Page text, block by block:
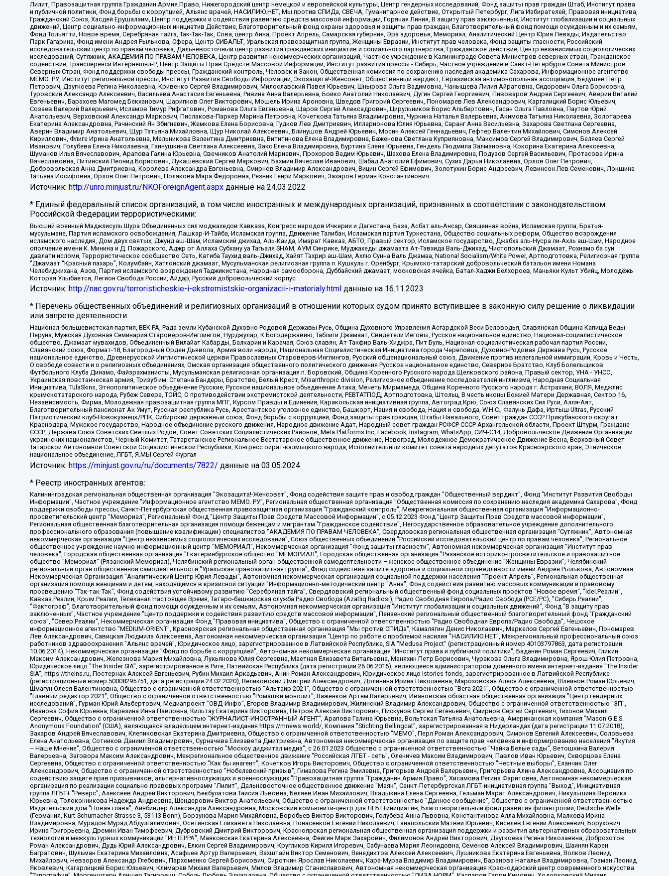
Лилит, Правозащитная группа Гражданин.Армия.Право, Нижегородский центр немецкой и европейской культуры, Центр гендерных исследований, Фонд защиты прав граждан Штаб, Институт права
и публичной политики, Фонд борьбы с коррупцией, Альянс врачей, НАСИЛИЮ.НЕТ, Мы против СПИДа, СВЕЧА, Гуманитарное действие, Открытый Петербург, Лига Избирателей, Правовая инициатива,
Гражданский Союз, Хасдей Ерушалаим, Центр поддержки и содействия развитию средств массовой информации, Горячая Линия, В защиту прав заключенных, Институт глобализации и социальных
движений, Центр социально-информационных инициатив Действие, Благотворительный фонд охраны здоровья и защиты прав граждан, Благотворительный фонд помощи осужденным и их семьям,
Фонд Тольятти, Новое время, Серебряная тайга, Так-Так-Так, Сова, центр Анна, Проект Апрель, Самарская губерния, Эра здоровья, Мемориал, Аналитический Центр Юрия Левады, Издательство
Парк Гагарина, Фонд имени Андрея Рылькова, Сфера, Центр СИБАЛЬТ, Уральская правозащитная группа, Женщины Евразии, Институт прав человека, Фонд защиты гласности, Российский
исследовательский центр по правам человека, Дальневосточный центр развития гражданских инициатив и социального партнерства, Гражданское действие, Центр независимых социологических
исследований, Сутяжник, АКАДЕМИЯ ПО ПРАВАМ ЧЕЛОВЕКА, Центр развития некоммерческих организаций, Частное учреждение в Калининграде Совета Министров северных стран, Гражданское
содействие, Трансперенси Интернешнл-Р, Центр Защиты Прав Средств Массовой Информации, Институт развития прессы - Сибирь, Частное учреждение в Санкт-Петербурге Совета Министров
Северных Стран, Фонд поддержки свободы прессы, Гражданский контроль, Человек и Закон, Общественная комиссия по сохранению наследия академика Сахарова, Информационное агентство
МЕМО. РУ, Институт региональной прессы, Институт Развития Свободы Информации, Экозащита!-Женсовет, Общественный вердикт, Евразийская антимонопольная ассоциация, Бедушев Петр
Петрович, Дзугкоева Регина Николаевна, Кривенко Сергей Владимирович, Милославский Павел Юрьевич, Шнырова Ольга Вадимовна, Чанышева Лилия Айратовна, Сидорович Ольга Борисовна,
Туровский Александр Алексеевич, Васильева Анастасия Евгеньевна, Ривина Анна Валерьевна, Бойко Анатолий Николаевич, Дугин Сергей Георгиевич, Пивоваров Андрей Сергеевич, Аверин Виталий
Евгеньевич, Барахоев Магомед Бекханович, Шарипков Олег Викторович, Мошель Ирина Ароновна, Шведов Григорий Сергеевич, Пономарев Лев Александрович, Каргалицкий Борис Юльевич,
Созаев Валерий Валерьевич, Исламов Тимур Рифгатович, Романова Ольга Евгеньевна, Щаров Сергей Алексадрович, Цирульников Борис Альбертович, Гасан Ольга Павловна, Паутов Юрий
Анатольевич, Верховский Александр Маркович, Пислакова-Паркер Марина Петровна, Кочеткова Татьяна Владимировна, Чуркина Наталья Валерьевна, Акимова Татьяна Николаевна, Золотарева
Екатерина Александровна, Рачинский Ян Збигневич, Жемкова Елена Борисовна, Гудков Лев Дмитриевич, Илларионова Юлия Юрьевна, Саранг Анна Васильевна, Захарова Светлана Сергеевна,
Аверин Владимир Анатольевич, Щур Татьяна Михайловна, Щур Николай Алексеевич, Блинушов Андрей Юрьевич, Мосин Алексей Геннадьевич, Гефтер Валентин Михайлович, Симонов Алексей
Кириллович, Флиге Ирина Анатольевна, Мельникова Валентина Дмитриевна, Вититинова Елена Владимировна, Баженова Светлана Куприяновна, Максимов Сергей Владимирович, Беляев Сергей
Иванович, Голубева Елена Николаевна, Ганнушкина Светлана Алексеевна, Закс Елена Владимировна, Буртина Елена Юрьевна, Гендель Людмила Залмановна, Кокорина Екатерина Алексеевна,
Шуманов Илья Вячеславович, Арапова Галина Юрьевна, Свечников Анатолий Мариевич, Прохоров Вадим Юрьевич, Шахова Елена Владимировна, Подузов Сергей Васильевич, Протасова Ирина
Вячеславовна, Литинский Леонид Борисович, Лукашевский Сергей Маркович, Бахмин Вячеслав Иванович, Шабад Анатолий Ефимович, Сухих Дарья Николаевна, Орлов Олег Петрович,
Добровольская Анна Дмитриевна, Королева Александра Евгеньевна, Смирнов Владимир Александрович, Вицин Сергей Ефимович, Золотухин Борис Андреевич, Левинсон Лев Семенович, Локшина
Татьяна Иосифовна, Орлов Олег Петрович, Полякова Мара Федоровна, Резник Генри Маркович, Захаров Герман Константинович
Источник: http://unro.minjust.ru/NKOForeignAgent.aspx данные на 24.03.2022
* Единый федеральный список организаций, в том числе иностранных и международных организаций, признанных в соответствии с законодательством
Российской Федерации террористическими:
Высший военный Маджлисуль Шура Объединенных сил моджахедов Кавказа, Конгресс народов Ичкерии и Дагестана, База, Асбат аль-Ансар, Священная война, Исламская группа, Братья-
мусульмане, Партия исламского освобождения, Лашкар-И-Тайба, Исламская группа, Движение Талибан, Исламская партия Туркестана, Общество социальных реформ, Общество возрождения
исламского наследия, Дом двух святых, Джунд аш-Шам, Исламский джихад, Аль-Каида, Имарат Кавказ, АБТО, Правый сектор, Исламское государство, Джабха аль-Нусра ли-Ахль аш-Шам, Народное
ополчение имени К. Минина и Д. Пожарского, Аджр от Аллаха Субхану уа Тагьаля SHAM, АУМ Синрике, Муджахеды джамаата Ат-Тавхида Валь-Джихад, Чистопольский Джамаат, Рохнамо ба суи
давлати исломи, Террористическое сообщество Сеть, Катиба Таухид валь-Джихад, Хайят Тахрир аш-Шам, Ахлю Сунна Валь Джамаа, National Socialism/White Power, Артподготовка, Религиозная группа
“Джамаат “Красный пахарь”, Колумбайн, Хатлонский джамаат, Мусульманская религиозная группа п. Кушкуль г. Оренбург, Крымско-татарский добровольческий батальон имени Номана
Челебиджихана, Азов, Партия исламского возрождения Таджикистана, Народная самооборона, Дуббайский джамаат, московская ячейка, Батал-Хаджи Белхороев, Маньяки Культ Убийц, Молодёжь
Которая Улыбается, Легион Свобода России, Айдар, Русский добровольческий корпус
Источник: http://nac.gov.ru/terroristicheskie-i-ekstremistskie-organizacii-i-materialy.html данные на 16.11.2023
* Перечень общественных объединений и религиозных организаций в отношении которых судом принято вступившее в законную силу решение о ликвидации
или запрете деятельности:
Национал-большевистская партия, ВЕК РА, Рада земли Кубанской Духовно Родовой Державы Русь, Община Духовного Управления Асгардской Веси Беловодья, Славянская Община Капища Веды
Перуна, Мужская Духовная Семинария Староверов-Инглингов, Нурджулар, К Богодержавию, Таблиги Джамаат, Свидетели Иеговы, Русское национальное единство, Национал-социалистическое
общество, Джамаат мувахидов, Объединенный Вилайат Кабарды, Балкарии и Карачая, Союз славян, Ат-Такфир Валь-Хиджра, Пит Буль, Национал-социалистическая рабочая партия России,
Славянский союз, Формат-18, Благородный Орден Дьявола, Армия воли народа, Национальная Социалистическая Инициатива города Череповца, Духовно-Родовая Держава Русь, Русское
национальное единство, Древнерусской Инглистической церкви Православных Староверов-Инглингов, Русский общенациональный союз, Движение против нелегальной иммиграции, Кровь и Честь,
О свободе совести и о религиозных объединениях, Омская организация общественного политического движения Русское национальное единство, Северное Братство, Клуб Болельщиков
Футбольного Клуба Динамо, Файзрахманисты, Мусульманская религиозная организация п. Боровский, Община Коренного Русского народа Щелковского района, Правый сектор, УНА - УНСО,
Украинская повстанческая армия, Тризуб им. Степана Бандеры, Братство, Белый Крест, Misanthropic division, Религиозное объединение последователей инглиизма, Народная Социальная
Инициатива, TulaSkins, Этнополитическое объединение Русские, Русское национальное объединение Атака, Мечеть Мирмамеда, Община Коренного Русского народа г. Астрахани, ВОЛЯ, Меджлис
крымскотатарского народа, Рубеж Севера, ТОЙС, О противодействии экстремистской деятельности, РЕВТАТПОД, Артподготовка, Штольц, В честь иконы Божией Матери Державная, Сектор 16,
Независимость, Фирма, Молодежная правозащитная группа МПГ, Курсом Правды и Единения, Каракольская инициативная группа, Автоград Крю, Союз Славянских Сил Руси, Алля-Аят,
Благотворительный пансионат Ак Умут, Русская республика Русь, Арестантское уголовное единство, Башкорт, Нация и свобода, Нация и свобода, W.H.С., Фалунь Дафа, Иртыш Ultras, Русский
Патриотический клуб-Новокузнецк/РПК, Сибирский державный союз, Фонд борьбы с коррупцией, Фонд защиты прав граждан, Штабы Навального, Совет граждан СССР Прикубанского округа г.
Краснодара, Мужское государство, Народное объединение русского движения, Народное движение Адат, Народный совет граждан РСФСР СССР Архангельской области, Проект Штурм, Граждане
СССР, Держава Союз Советских Светлых Родов, Совет Советских Социалистических Районов, Meta Platforms Inc, Facebook, Instagram, WhatsApp, СИЧ-С14, Добровольческое Движение Организации
украинских националистов, Черный Комитет, Татарстанское Региональное Всетатарское общественное движение, Невоград, Молодежное Демократическое Движение Весна, Верховный Совет
Татарской Автономной Советской Социалистической Республики, Конгресс ойрат-калмыцкого народа, Исполнительный комитет совета народных депутатов Красноярского края, Этническое
национальное объединение, ЛГБТ, Я.МЫ Сергей Фургал
Источник: https://minjust.gov.ru/ru/documents/7822/ данные на 03.05.2024
* Реестр иностранных агентов:
Калининградская региональная общественная организация "Экозащита!-Женсовет", Фонд содействия защите прав и свобод граждан "Общественный вердикт", Фонд "Институт Развития Свободы Информации", Частное учреждение "Информационное агентство МЕМО. РУ", Региональная общественная организация "Общественная комиссия по сохранению наследия академика Сахарова", Фонд поддержки свободы прессы, Санкт-Петербургская общественная правозащитная организация "Гражданский контроль", Межрегиональная общественная организация "Информационно-просветительский центр "Мемориал", Региональный Фонд "Центр Защиты Прав Средств Массовой Информации", с 05.12.2023 Фонд "Центр Защиты Прав Средств массовой информации", Региональная общественная благотворительная организация помощи беженцам и мигрантам "Гражданское содействие", Негосударственное образовательное учреждение дополнительного профессионального образования (повышение квалификации) специалистов "АКАДЕМИЯ ПО ПРАВАМ ЧЕЛОВЕКА", Свердловская региональная общественная организация "Сутяжник", Автономная некоммерческая организация "Центр независимых социологических исследований", Союз общественных объединений "Российский исследовательский центр по правам человека", Региональное общественное учреждение научно-информационный центр "МЕМОРИАЛ", Некоммерческая организация "Фонд защиты гласности", Автономная некоммерческая организация "Институт прав человека", Городская общественная организация "Екатеринбургское общество "МЕМОРИАЛ", Городская общественная организация "Рязанское историко-просветительское и правозащитное общество "Мемориал" (Рязанский Мемориал), Челябинский региональный орган общественной самодеятельности – женское общественное объединение "Женщины Евразии", Челябинский региональный орган общественной самодеятельности "Уральская правозащитная группа", Фонд содействия защите здоровья и социальной справедливости имени Андрея Рылькова, Автономная Некоммерческая Организация "Аналитический Центр Юрия Левады", Автономная некоммерческая организация социальной поддержки населения "Проект Апрель", Региональная общественная организация помощи женщинам и детям, находящимся в кризисной ситуации "Информационно-методический центр "Анна", Фонд содействия развитию массовых коммуникаций и правовому просвещению "Так-так-Так", Фонд содействия устойчивому развитию "Серебряная тайга", Свердловский региональный общественный фонд социальных проектов "Новое время", "Idel.Реалии", Кавказ.Реалии, Крым.Реалии, Телеканал Настоящее Время, Татаро-башкирская служба Радио Свобода (Azatliq Radiosi), Радио Свободная Европа/Радио Свобода (PCE/PC), "Сибирь.Реалии", "Фактограф", Благотворительный фонд помощи осужденным и их семьям, Автономная некоммерческая организация "Институт глобализации и социальных движений", Фонд "В защиту прав заключенных", Частное учреждение "Центр поддержки и содействия развитию средств массовой информации", Пензенский региональный общественный благотворительный фонд "Гражданский союз", "Север.Реалии", Некоммерческая организация Фонд "Правовая инициатива", Общество с ограниченной ответственностью "Радио Свободная Европа/Радио Свобода", Чешское информационное агентство "MEDIUM-ORIENT", Красноярская региональная общественная организация "Мы против СПИДа", Камалягин Денис Николаевич, Маркелов Сергей Евгеньевич, Пономарев Лев Александрович, Савицкая Людмила Алексеевна, Автономная некоммерческая организация "Центр по работе с проблемой насилия "НАСИЛИЮ.НЕТ", Межрегиональный профессиональный союз работников здравоохранения "Альянс врачей", Юридическое лицо, зарегистрированное в Латвийской Республике, SIA "Medusa Project" (регистрационный номер 40103797863, дата регистрации 10.06.2014), Некоммерческая организация "Фонд по борьбе с коррупцией", Автономная некоммерческая организация "Институт права и публичной политики", Баданин Роман Сергеевич, Гликин Максим Александрович, Железнова Мария Михайловна, Лукьянова Юлия Сергеевна, Маетная Елизавета Витальевна, Маняхин Петр Борисович, Чуракова Ольга Владимировна, Ярош Юлия Петровна, Юридическое лицо "The Insider SIA", зарегистрированное в Риге, Латвийская Республика (дата регистрации 26.06.2015), являющееся администратором доменного имени интернет-издания "The Insider SIA", https://theins.ru, Постернак Алексей Евгеньевич, Рубин Михаил Аркадьевич, Анин Роман Александрович, Юридическое лицо Istories fonds, зарегистрированное в Латвийской Республике (регистрационный номер 50008295751, дата регистрации 24.02.2020), Великовский Дмитрий Александрович, Долинина Ирина Николаевна, Мароховская Алеся Алексеевна, Шлейнов Роман Юрьевич, Шмагун Олеся Валентиновна, Общество с ограниченной ответственностью "Альтаир 2021", Общество с ограниченной ответственностью "Вега 2021", Общество с ограниченной ответственностью "Главный редактор 2021", Общество с ограниченной ответственностью "Ромашки монолит", Важенков Артем Валерьевич, Ивановская областная общественная организация "Центр гендерных исследований", Гурман Юрий Альбертович, Медиапроект "ОВД-Инфо", Егоров Владимир Владимирович, Жилинский Владимир Александрович, Общество с ограниченной ответственностью "ЗП", Иванова София Юрьевна, Карезина Инна Павловна, Кильтау Екатерина Викторовна, Петров Алексей Викторович, Пискунов Сергей Евгеньевич, Смирнов Сергей Сергеевич, Тихонов Михаил Сергеевич, Общество с ограниченной ответственностью "ЖУРНАЛИСТ-ИНОСТРАННЫЙ АГЕНТ", Арапова Галина Юрьевна, Вольтская Татьяна Анатольевна, Американская компания "Mason G.E.S. Anonymous Foundation" (США), являющаяся владельцем интернет-издания https://mnews.world/, Компания "Stichting Bellingcat", зарегистрированная в Нидерландах (дата регистрации 11.07.2018), Захаров Андрей Вячеславович, Клепиковская Екатерина Дмитриевна, Общество с ограниченной ответственностью "МЕМО", Перл Роман Александрович, Симонов Евгений Алексеевич, Соловьева Елена Анатольевна, Сотников Даниил Владимирович, Сурначева Елизавета Дмитриевна, Автономная некоммерческая организация по защите прав человека и информированию населения "Якутия – Наше Мнение", Общество с ограниченной ответственностью "Москоу диджитал медиа", с 26.01.2023 Общество с ограниченной ответственностью "Чайка Белые сады", Ветошкина Валерия Валерьевна, Заговора Максим Александрович, Межрегиональное общественное движение "Российская ЛГБТ - сеть", Оленичев Максим Владимирович, Павлов Иван Юрьевич, Скворцова Елена Сергеевна, Общество с ограниченной ответственностью "Как бы инагент", Кочетков Игорь Викторович, Общество с ограниченной ответственностью "Честные выборы", Еланчик Олег Александрович, Общество с ограниченной ответственностью "Нобелевский призыв", Гималова Регина Эмилевна, Григорьев Андрей Валерьевич, Григорьева Алина Александровна, Ассоциация по содействию защите прав призывников, альтернативнослужащих и военнослужащих "Правозащитная группа "Гражданин.Армия.Право", Хисамова Регина Фаритовна, Автономная некоммерческая организация по реализации социально-правовых программ "Лилит", Дальневосточное общественное движение "Маяк", Санкт-Петербургская ЛГБТ-инициативная группа "Выход", Инициативная группа ЛГБТ+ "Реверс", Алексеев Андрей Викторович, Бекбулатова Таисия Львовна, Беляев Иван Михайлович, Владыкина Елена Сергеевна, Гельман Марат Александрович, Никульшина Вероника Юрьевна, Толоконникова Надежда Андреевна, Шендерович Виктор Анатольевич, Общество с ограниченной ответственностью "Данное сообщение", Общество с ограниченной ответственностью Издательский дом "Новая глава", Айнбиндер Александра Александровна, Московский комьюнити-центр для ЛГБТ+инициатив, Благотворительный фонд развития филантропии, Deutsche Welle (Германия, Kurt-Schumacher-Strasse 3, 53113 Bonn), Борзунова Мария Михайловна, Воробьев Виктор Викторович, Голубева Анна Львовна, Константинова Алла Михайловна, Малкова Ирина Владимировна, Мурадов Мурад Абдулгалимович, Осетинская Елизавета Николаевна, Понасенков Евгений Николаевич, Ганапольский Матвей Юрьевич, Киселев Евгений Алексеевич, Борухович Ирина Григорьевна, Дремин Иван Тимофеевич, Дубровский Дмитрий Викторович, Красноярская региональная общественная организация поддержки и развития альтернативных образовательных технологий и межкультурных коммуникаций "ИНТЕРРА", Маяковская Екатерина Алексеевна, Фейгин Марк Захарович, Филимонов Андрей Викторович, Дзугкоева Регина Николаевна, Доброхотов Роман Александрович, Дудь Юрий Александрович, Елкин Сергей Владимирович, Кругликов Кирилл Игоревич, Сабунаева Мария Леонидовна, Семенов Алексей Владимирович, Шаинян Карен Багратович, Шульман Екатерина Михайловна, Асафьев Артур Валерьевич, Вахштайн Виктор Семенович, Венедиктов Алексей Алексеевич, Лушникова Екатерина Евгеньевна, Волков Леонид Михайлович, Невзоров Александр Глебович, Пархоменко Сергей Борисович, Сироткин Ярослав Николаевич, Кара-Мурза Владимир Владимирович, Баранова Наталья Владимировна, Гозман Леонид Яковлевич, Кагарлицкий Борис Юльевич, Климарев Михаил Валерьевич, Милов Владимир Станиславович, Автономная некоммерческая организация Краснодарский центр современного искусства "Типография", Моргенштерн Алишер Тагирович, Соболь Любовь Эдуардовна, Общество с ограниченной ответственностью "ЛИЗА НОРМ", Каспаров Гарри Кимович, Ходорковский Михаил Борисович, Общество с ограниченной ответственностью "Апрельские тезисы", Данилович Ирина Брониславовна, Кашин Олег Владимирович, Петров Николай Владимирович, Пивоваров Алексей Владимирович, Соколов Михаил Владимирович, Цветкова Юлия Владимировна, Чичваркин Евгений Александрович, Комитет против пыток/Команда против пыток, Общество с ограниченной ответственностью "Первый научный", Общество с ограниченной ответственностью "Вертолет и ко", Белоцерковская Вероника Борисовна, Кац Максим Евгеньевич, Лазарева Татьяна Юрьевна, Шаведдинов Руслан Табризович, Яшин Илья Валерьевич, Общество с ограниченной ответственностью "Иноагент ААВ", Алешковский Дмитрий Петрович, Альбац Евгения Марковна, Быков Дмитрий Львович, Галямина Юлия Евгеньевна, Лойко Сергей Леонидович, Мартынов Кирилл Константинович, Медведев Сергей Александрович, Крашенинников Федор Геннадиевич, Гордеева Катерина Вл